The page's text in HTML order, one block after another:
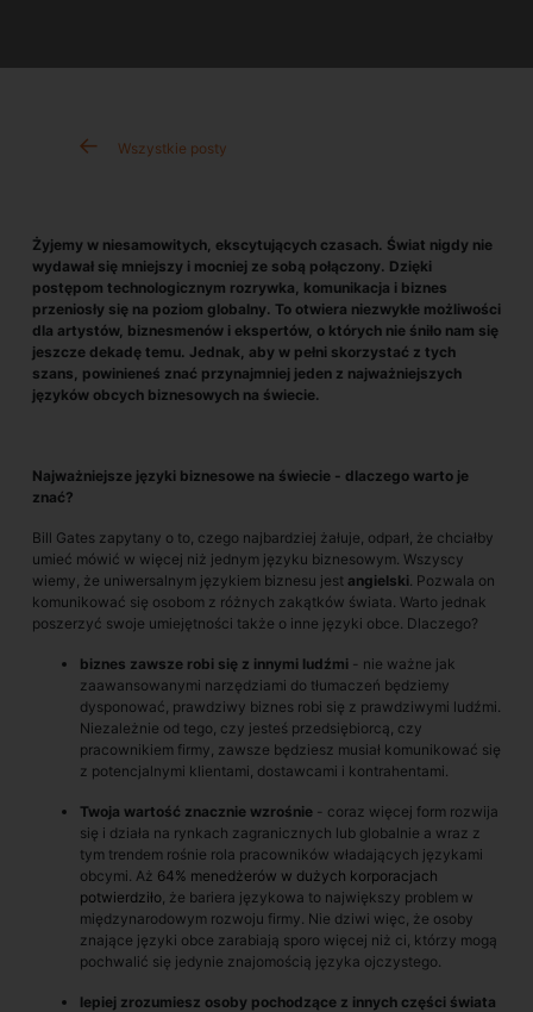
Wszystkie posty
Żyjemy w niesamowitych, ekscytujących czasach. Świat nigdy nie
wydawał się mniejszy i mocniej ze sobą połączony. Dzięki
postępom technologicznym rozrywka, komunikacja i biznes
przeniosły się na poziom globalny. To otwiera niezwykłe możliwości
dla artystów, biznesmenów i ekspertów, o których nie śniło nam się
jeszcze dekadę temu. Jednak, aby w pełni skorzystać z tych
szans, powinieneś znać przynajmniej jeden z najważniejszych
języków obcych biznesowych na świecie.
Najważniejsze języki biznesowe na świecie - dlaczego warto je
znać?
Bill Gates zapytany o to, czego najbardziej żałuje, odparł, że chciałby
umieć mówić w więcej niż jednym języku biznesowym. Wszyscy
wiemy, że uniwersalnym językiem biznesu jest angielski. Pozwala on
komunikować się osobom z różnych zakątków świata. Warto jednak
poszerzyć swoje umiejętności także o inne języki obce. Dlaczego?
biznes zawsze robi się z innymi ludźmi - nie ważne jak
zaawansowanymi narzędziami do tłumaczeń będziemy
dysponować, prawdziwy biznes robi się z prawdziwymi ludźmi.
Niezależnie od tego, czy jesteś przedsiębiorcą, czy
pracownikiem firmy, zawsze będziesz musiał komunikować się
z potencjalnymi klientami, dostawcami i kontrahentami.
Twoja wartość znacznie wzrośnie - coraz więcej form rozwija
się i działa na rynkach zagranicznych lub globalnie a wraz z
tym trendem rośnie rola pracowników władających językami
obcymi. Aż 64% menedżerów w dużych korporacjach
potwierdziło, że bariera językowa to największy problem w
międzynarodowym rozwoju firmy. Nie dziwi więc, że osoby
znające języki obce zarabiają sporo więcej niż ci, którzy mogą
pochwalić się jedynie znajomością języka ojczystego.
lepiej zrozumiesz osoby pochodzące z innych części świata